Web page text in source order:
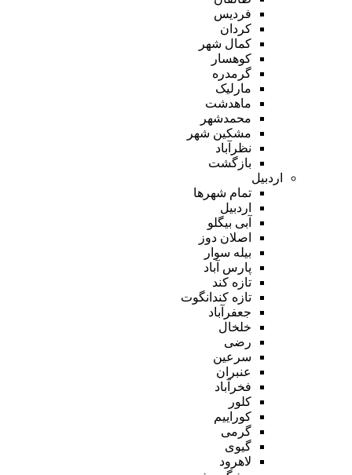
فردیس
کردان
کمال شهر
کوهسار
گرمدره
مارلیک
ماهدشت
محمدشهر
مشکین شهر
نظرآباد
بازگشت
اردبیل
تمام شهر‌ها
اردبیل
آبی بیگلو
اصلان دوز
بیله سوار
پارس آباد
تازه کند
تازه کندانگوت
جعفرآباد
خلخال
رضی
سرعین
عنبران
فخرآباد
کلور
کوراییم
گرمی
گیوی
لاهرود